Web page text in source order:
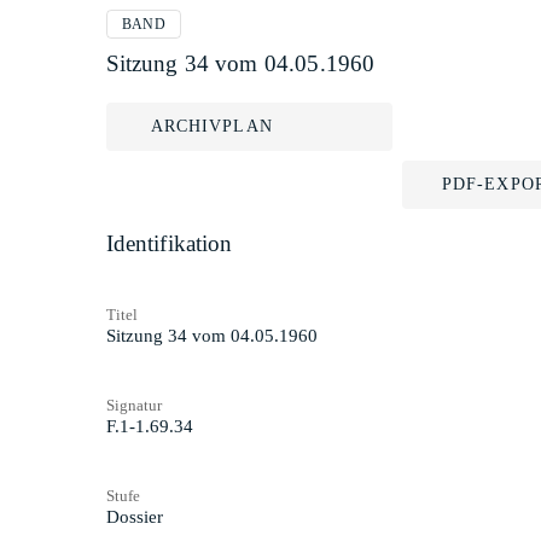
BAND
Sitzung 34 vom 04.05.1960
ARCHIVPLAN
PDF-
Identifikation
Titel
Sitzung 34 vom 04.05.1960
Signatur
F.1-1.69.34
Stufe
Dossier